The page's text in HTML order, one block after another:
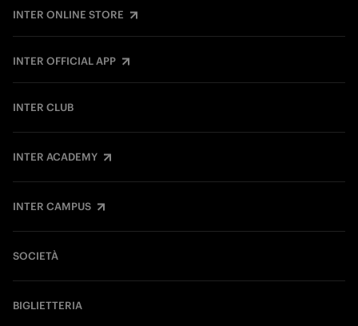
INTER ONLINE STORE
INTER OFFICIAL APP
INTER CLUB
INTER ACADEMY
INTER CAMPUS
SOCIETÀ
BIGLIETTERIA